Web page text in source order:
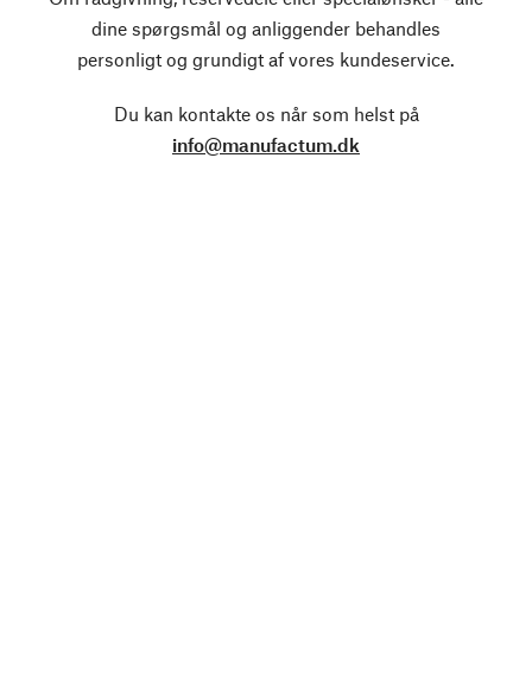
dine spørgsmål og anliggender behandles
personligt og grundigt af vores kundeservice.
Du kan kontakte os når som helst på
info@manufactum.dk